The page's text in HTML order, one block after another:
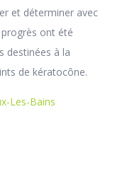
et déterminer avec
progrès ont été
destinées à la
de kératocône.
Les-Bains